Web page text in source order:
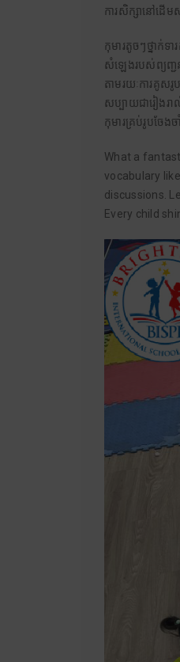
ការសិក្សានៅដើ
កុមារតូចៗថ្នាក់
សំឡេងរបស់ព្យញ្ជន
តាមរយៈការគូស
សប្បាយជារៀងរាល់
កុមារគ្រប់រូបចែង
What a
vocabulary
discussions.
Every child